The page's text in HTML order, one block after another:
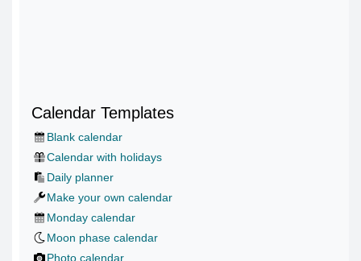
Calendar Templates
Blank calendar
Calendar with holidays
Daily planner
Make your own calendar
Monday calendar
Moon phase calendar
Photo calendar